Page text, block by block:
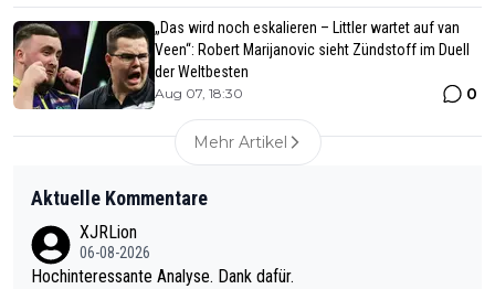
„Das wird noch eskalieren – Littler wartet auf van
Veen“: Robert Marijanovic sieht Zündstoff im Duell
der Weltbesten
Aug 07, 18:30 0
Mehr Artikel
Aktuelle Kommentare
XJRLion
06-08-2026
Hochinteressante Analyse. Dank dafür.